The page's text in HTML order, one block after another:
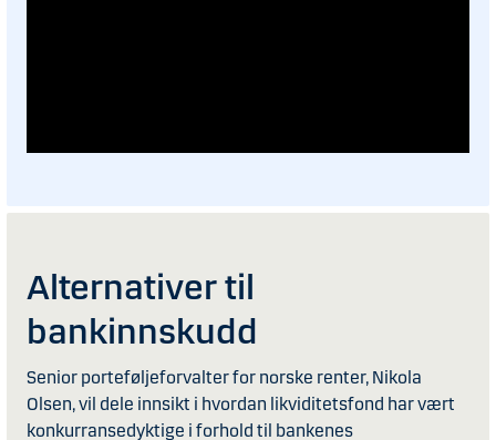
Alternativer til
bankinnskudd
Senior porteføljeforvalter for norske renter, Nikola
Olsen, vil dele innsikt i hvordan likviditetsfond har vært
konkurransedyktige i forhold til bankenes